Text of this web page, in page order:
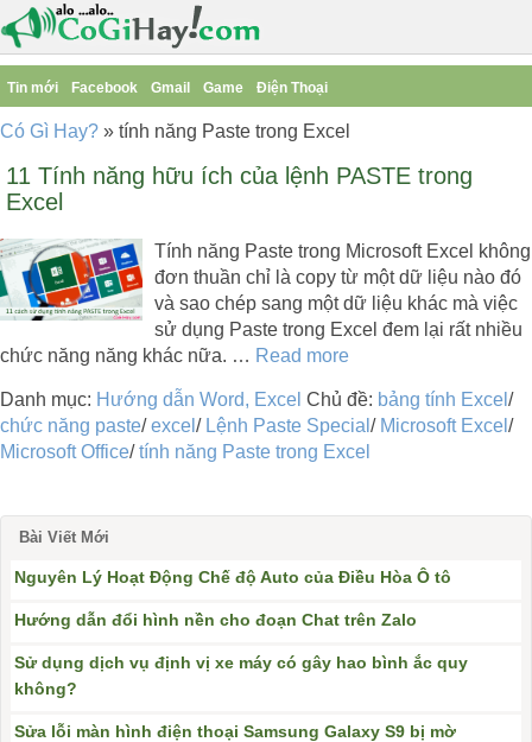
Tin mới Facebook Gmail Game Điện Thoại
Có Gì Hay? » tính năng Paste trong Excel
11 Tính năng hữu ích của lệnh PASTE trong
Excel
Tính năng Paste trong Microsoft Excel không
đơn thuần chỉ là copy từ một dữ liệu nào đó
và sao chép sang một dữ liệu khác mà việc
sử dụng Paste trong Excel đem lại rất nhiều
chức năng năng khác nữa. … Read more
Danh mục: Hướng dẫn Word, Excel Chủ đề: bảng tính Excel /
chức năng paste/excel / Lệnh Paste Special / Microsoft Excel /
Microsoft Office/tính năng Paste trong Excel
Bài Viết Mới
Nguyên Lý Hoạt Động Chế độ Auto của Điều Hòa Ô tô
Hướng dẫn đổi hình nền cho đoạn Chat trên Zalo
Sử dụng dịch vụ định vị xe máy có gây hao bình ắc quy
không?
Sửa lỗi màn hình điện thoại Samsung Galaxy S9 bị mờ